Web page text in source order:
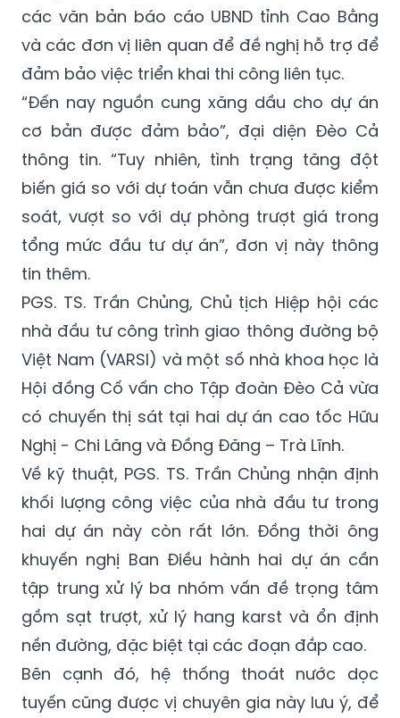
các văn bản báo cáo UBND tỉnh Cao Bằng
và các đơn vị liên quan để đề nghị hỗ trợ để
đảm bảo việc triển khai thi công liên tục.
“Đến nay nguồn cung xăng dầu cho dự án
cơ bản được đảm bảo”, đại diện Đèo Cả
thông tin. “Tuy nhiên, tình trạng tăng đột
biến giá so với dự toán vẫn chưa được kiểm
soát, vượt so với dự phòng trượt giá trong
tổng mức đầu tư dự án”, đơn vị này thông
tin thêm.
PGS. TS. Trần Chủng, Chủ tịch Hiệp hội các
nhà đầu tư công trình giao thông đường bộ
Việt Nam (VARSI) và một số nhà khoa học là
Hội đồng Cố vấn cho Tập đoàn Đèo Cả vừa
có chuyến thị sát tại hai dự án cao tốc Hữu
Nghị - Chi Lăng và Đồng Đăng – Trà Lĩnh.
Về kỹ thuật, PGS. TS. Trần Chủng nhận định
khối lượng công việc của nhà đầu tư trong
hai dự án này còn rất lớn. Đồng thời ông
khuyến nghị Ban Điều hành hai dự án cần
tập trung xử lý ba nhóm vấn đề trọng tâm
gồm sạt trượt, xử lý hang karst và ổn định
nền đường, đặc biệt tại các đoạn đắp cao.
Bên cạnh đó, hệ thống thoát nước dọc
tuyến cũng được vị chuyên gia này lưu ý, để